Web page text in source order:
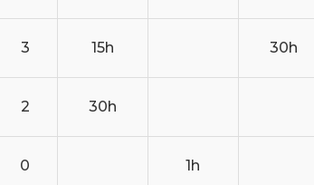
3 15h 30h
2 30h
0 1h